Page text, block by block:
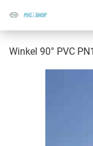
Win­kel 90° PVC